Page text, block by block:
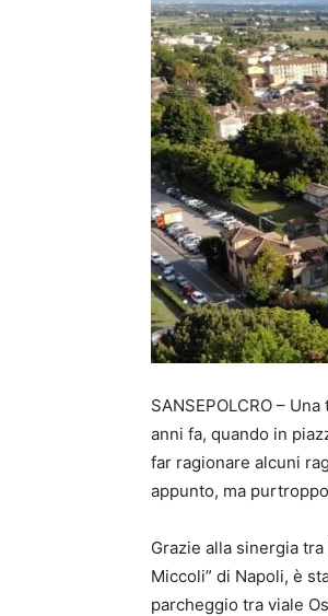
SANSEPOLCRO –
anni fa, quando in
far ragionare alcuni
appunto, ma
Grazie alla sinergia tra
Miccoli” di Napoli, è
parcheggio tra viale